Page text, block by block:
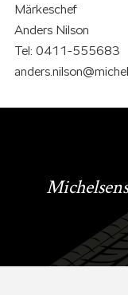
Märkeschef
Anders Nilson
Tel: 0411-555683